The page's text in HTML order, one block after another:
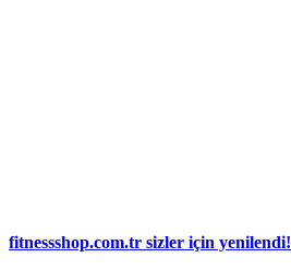
fitnessshop.com.tr sizler için yenilendi!